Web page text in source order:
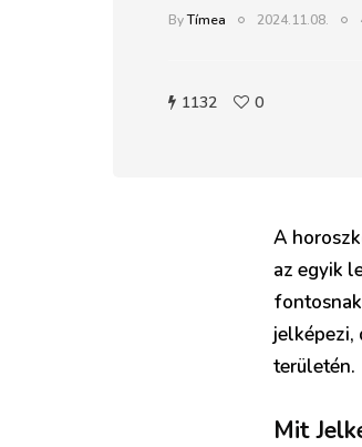
ByTímea 2024.11.08.
1132 0
A
az egyik
jelképezi,
területén.
Mit